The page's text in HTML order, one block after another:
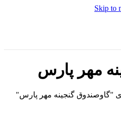
Skip to
مهر پارس
"گاوصندوق گنجینه مهر پارس"